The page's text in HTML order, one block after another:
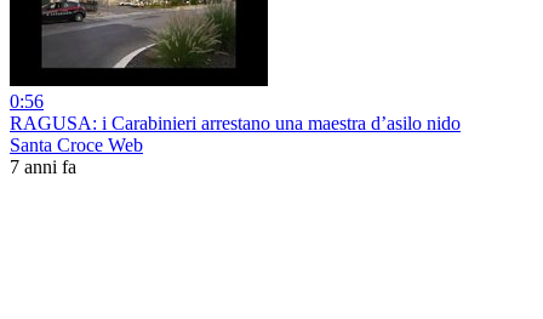
0:56
RAGUSA: i Carabinieri arrestano una maestra d’asilo nido
Santa Croce Web
7 anni fa